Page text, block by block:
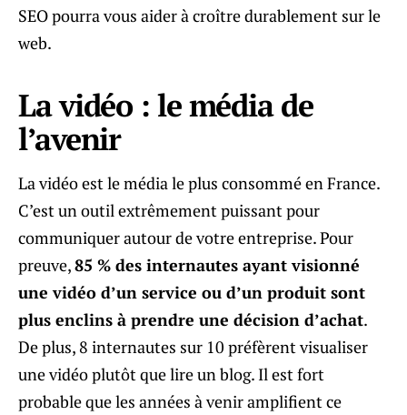
SEO pourra vous aider à croître durablement sur le
web.
La vidéo : le média de
l’avenir
La vidéo est le média le plus consommé en France.
C’est un outil extrêmement puissant pour
communiquer autour de votre entreprise. Pour
preuve,85 % des internautes ayant visionné
une vidéo d’un service ou d’un produit sont
plus enclins à prendre une décision d’achat.
De plus, 8 internautes sur 10 préfèrent visualiser
une vidéo plutôt que lire un blog. Il est fort
probable que les années à venir amplifient ce